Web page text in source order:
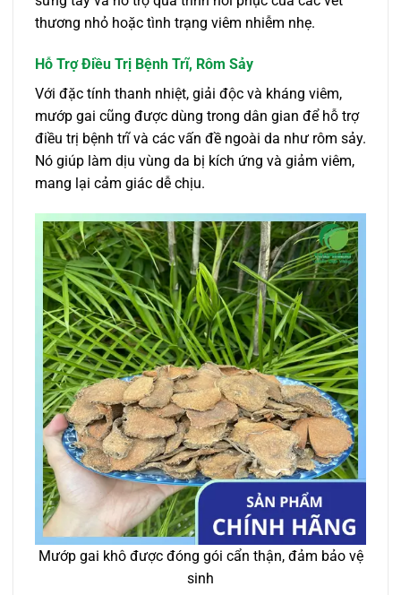
thương nhỏ hoặc tình trạng viêm nhiễm nhẹ.
Hỗ Trợ Điều Trị Bệnh Trĩ, Rôm Sảy
Với đặc tính thanh nhiệt, giải độc và kháng viêm,
mướp gai cũng được dùng trong dân gian để hỗ trợ
điều trị bệnh trĩ và các vấn đề ngoài da như rôm sảy.
Nó giúp làm dịu vùng da bị kích ứng và giảm viêm,
mang lại cảm giác dễ chịu.
Mướp gai khô được đóng gói cẩn thận, đảm bảo vệ
sinh